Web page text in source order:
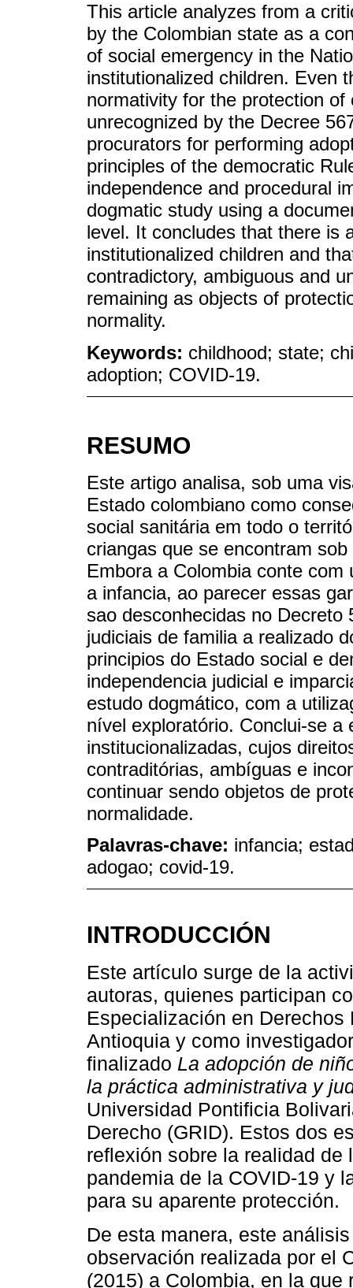
This article analyzes from a
by the Colombian state as a
of social emergency in the
institutionalized children. Even
normativity for the protection
unrecognized by the Decree
procurators for performing
principles of the democratic
independence and procedural
dogmatic study using a
level. It concludes that there is
institutionalized children and
contradictory, ambiguous and
remaining as objects of
normality.
Keywords: childhood; state;
adoption; COVID-19.
RESUMO
Este artigo analisa, sob uma
Estado colombiano como
social sanitária em todo o
criangas que se encontram
Embora a Colombia conte
a infancia, ao parecer essas
sao desconhecidas no
judiciais de familia a realizado
principios do Estado social e
independencia judicial e
estudo dogmático, com a
nível exploratório. Conclui-se a
institucionalizadas, cujos
contraditórias, ambíguas e
continuar sendo objetos de
normalidade.
Palavras-chave: infancia;
adogao; covid-19.
INTRODUCCIÓN
Este artículo surge de la
autoras, quienes participan
Especialización en
Antioquia y como
finalizado La adopción de
la práctica administrativa y
Universidad Pontificia
Derecho (GRID). Estos dos
reflexión sobre la realidad
pandemia de la COVID-19 y
para su aparente protección.
De esta manera, este
observación realizada por el
(2015) a Colombia, en la